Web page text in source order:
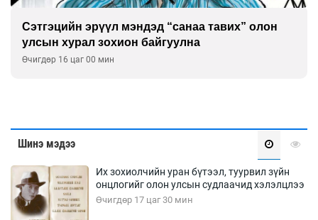
Сэтгэцийн эрүүл мэндэд “санаа тавих” олон
улсын хурал зохион байгуулна
Өчигдөр 16 цаг 00 мин
Шинэ мэдээ
Их зохиолчийн уран бүтээл, туурвил зүйн
онцлогийг олон улсын судлаачид хэлэлцлээ
Өчигдөр 17 цаг 30 мин